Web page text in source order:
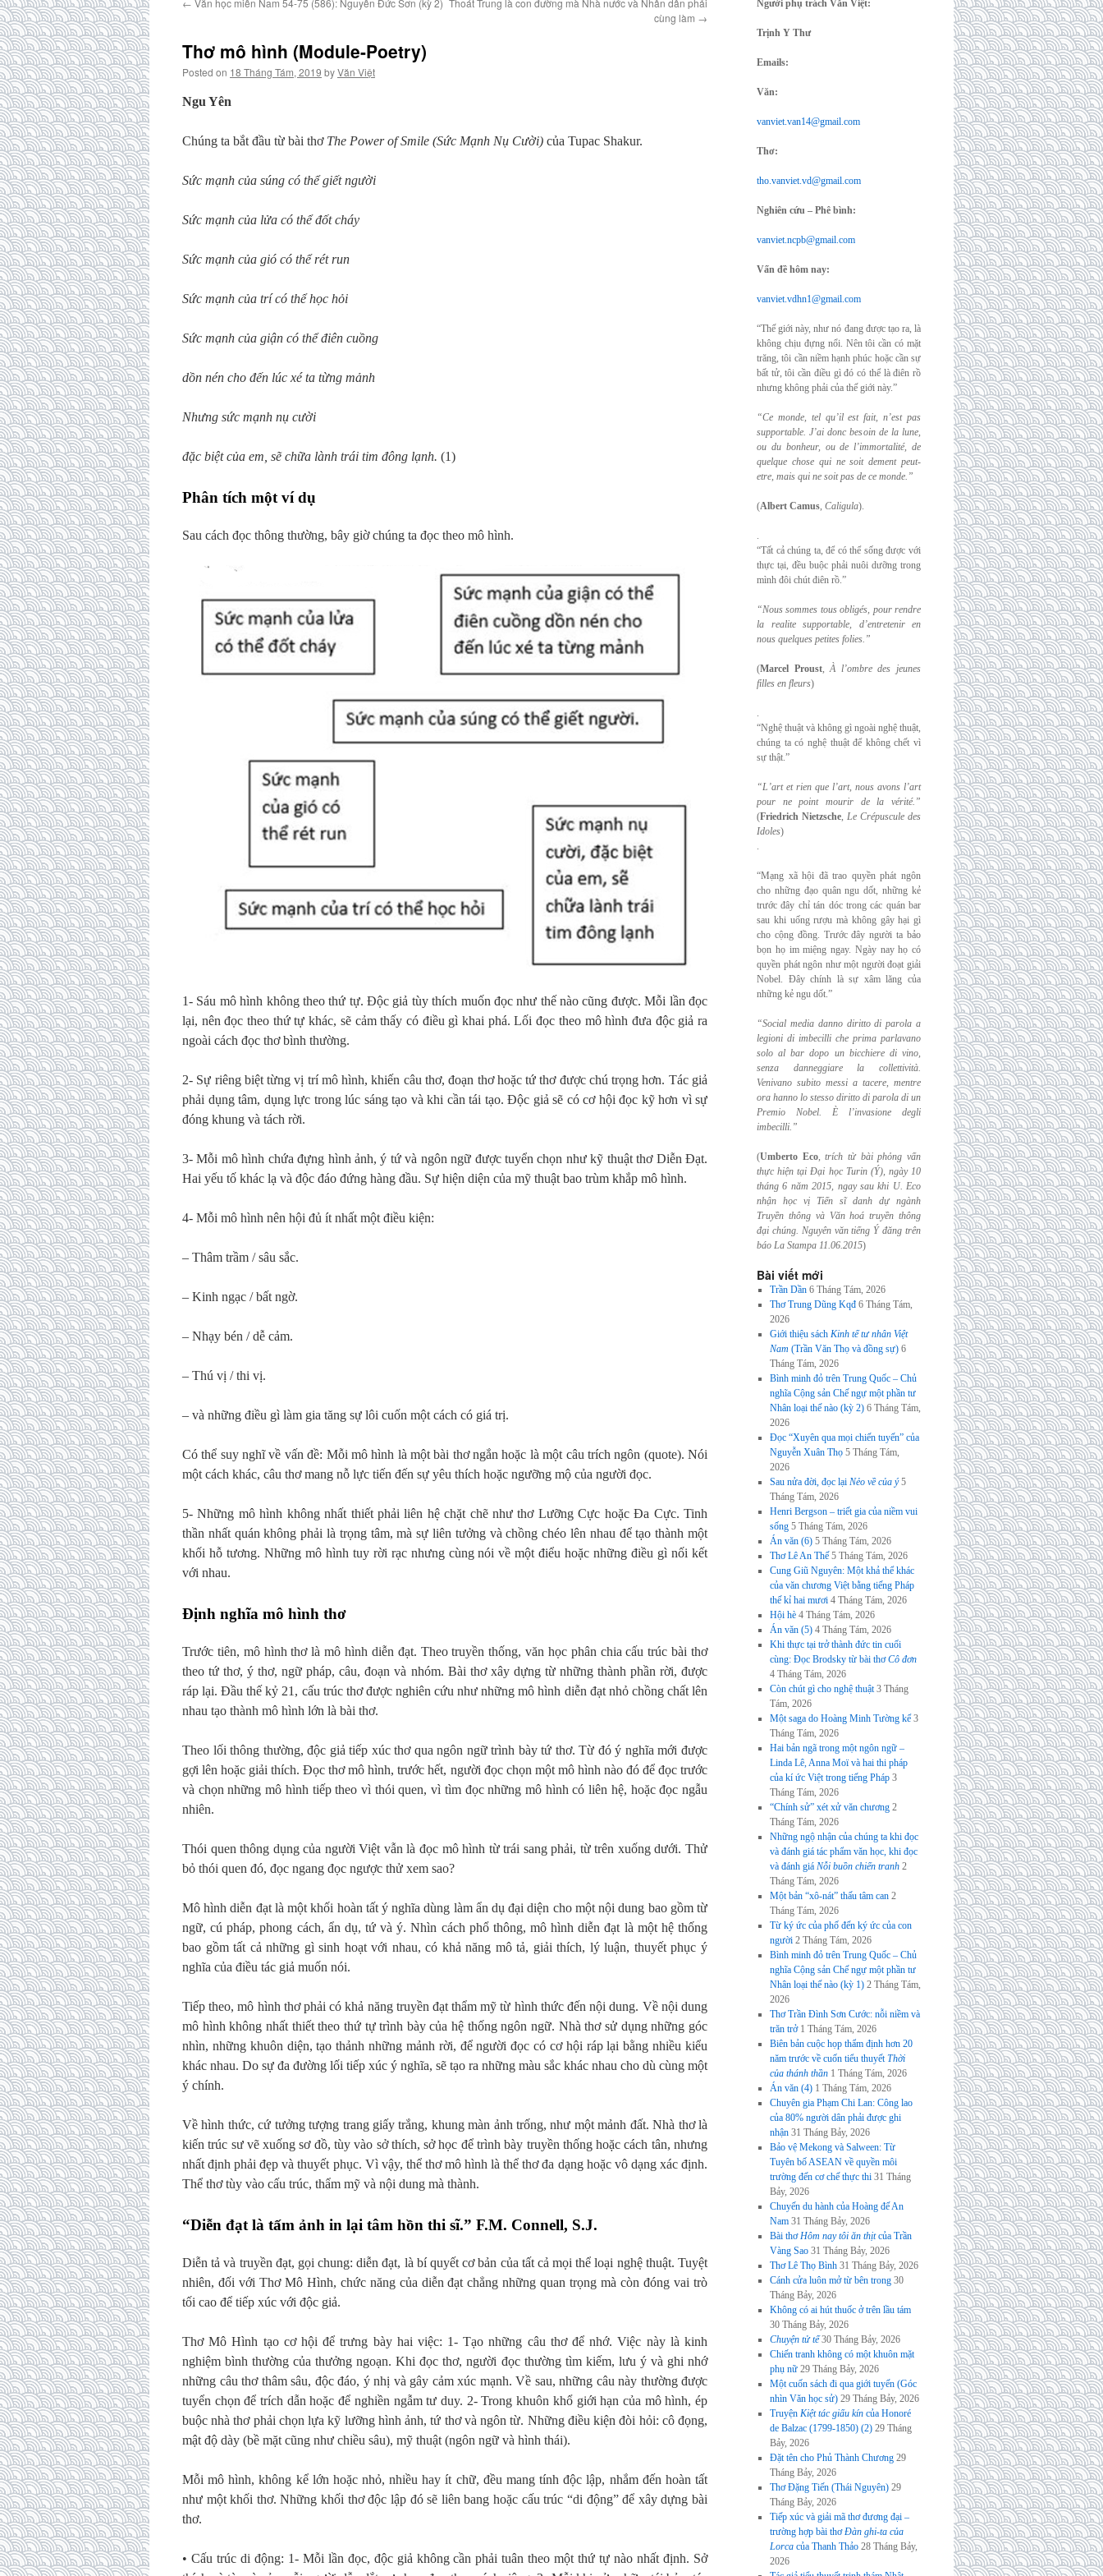
← Văn học miền Nam 54-75 (586): Nguyễn Đức Sơn (kỳ 2) Thoát Trung là con đường mà Nhà nước và Nhân dân phải
cùng làm →
Thơ mô hình (Module-Poetry)
Posted on 18 Tháng Tám, 2019 byVăn Việt
Ngu Yên
Chúng ta bắt đầu từ bài thơ The Power of Smile (Sức Mạnh Nụ Cười) của Tupac Shakur.
Sức mạnh của súng có thể giết người
Sức mạnh của lửa có thể đốt cháy
Sức mạnh của gió có thể rét run
Sức mạnh của trí có thể học hỏi
Sức mạnh của giận có thể điên cuồng
dồn nén cho đến lúc xé ta từng mảnh
Nhưng sức mạnh nụ cười
đặc biệt của em, sẽ chữa lành trái tim đông lạnh. (1)
Phân tích một ví dụ
Sau cách đọc thông thường, bây giờ chúng ta đọc theo mô hình.
1- Sáu mô hình không theo thứ tự. Độc giả tùy thích muốn đọc như thế nào cũng được. Mỗi lần đọc
lại, nên đọc theo thứ tự khác, sẽ cảm thấy có điều gì khai phá. Lối đọc theo mô hình đưa độc giả ra
ngoài cách đọc thơ bình thường.
2- Sự riêng biệt từng vị trí mô hình, khiến câu thơ, đoạn thơ hoặc tứ thơ được chú trọng hơn. Tác giả
phải dụng tâm, dụng lực trong lúc sáng tạo và khi cần tái tạo. Độc giả sẽ có cơ hội đọc kỹ hơn vì sự
đóng khung và tách rời.
3- Mỗi mô hình chứa đựng hình ảnh, ý tứ và ngôn ngữ được tuyển chọn như kỹ thuật thơ Diễn Đạt.
Hai yếu tố khác lạ và độc đáo đứng hàng đầu. Sự hiện diện của mỹ thuật bao trùm khắp mô hình.
4- Mỗi mô hình nên hội đủ ít nhất một điều kiện:
– Thâm trầm / sâu sắc.
– Kinh ngạc / bất ngờ.
– Nhạy bén / dễ cảm.
– Thú vị / thi vị.
– và những điều gì làm gia tăng sự lôi cuốn một cách có giá trị.
Có thể suy nghĩ về vấn đề: Mỗi mô hình là một bài thơ ngắn hoặc là một câu trích ngôn (quote). Nói
một cách khác, câu thơ mang nỗ lực tiến đến sự yêu thích hoặc ngưỡng mộ của người đọc.
5- Những mô hình không nhất thiết phải liên hệ chặt chẽ như thơ Lưỡng Cực hoặc Đa Cực. Tinh
thần nhất quán không phải là trọng tâm, mà sự liên tưởng và chồng chéo lên nhau để tạo thành một
khối hỗ tương. Những mô hình tuy rời rạc nhưng cùng nói về một điểu hoặc những điều gì nối kết
với nhau.
Định nghĩa mô hình thơ
Trước tiên, mô hình thơ là mô hình diễn đạt. Theo truyền thống, văn học phân chia cấu trúc bài thơ
theo tứ thơ, ý thơ, ngữ pháp, câu, đoạn và nhóm. Bài thơ xây dựng từ những thành phần rời, được
ráp lại. Đầu thế kỷ 21, cấu trúc thơ được nghiên cứu như những mô hình diễn đạt nhỏ chồng chất lên
nhau tạo thành mô hình lớn là bài thơ.
Theo lối thông thường, độc giả tiếp xúc thơ qua ngôn ngữ trình bày tứ thơ. Từ đó ý nghĩa mới được
gợi lên hoặc giải thích. Đọc thơ mô hình, trước hết, người đọc chọn một mô hình nào đó để đọc trước
và chọn những mô hình tiếp theo vì thói quen, vì tìm đọc những mô hình có liên hệ, hoặc đọc ngẫu
nhiên.
Thói quen thông dụng của người Việt vẫn là đọc mô hình từ trái sang phải, từ trên xuống dưới. Thử
bỏ thói quen đó, đọc ngang đọc ngược thử xem sao?
Mô hình diễn đạt là một khối hoàn tất ý nghĩa dùng làm ẩn dụ đại diện cho một nội dung bao gồm từ
ngữ, cú pháp, phong cách, ẩn dụ, tứ và ý. Nhìn cách phổ thông, mô hình diễn đạt là một hệ thống
bao gồm tất cả những gì sinh hoạt với nhau, có khả năng mô tả, giải thích, lý luận, thuyết phục ý
nghĩa của điều tác giả muốn nói.
Tiếp theo, mô hình thơ phải có khả năng truyền đạt thẩm mỹ từ hình thức đến nội dung. Về nội dung
mô hình không nhất thiết theo thứ tự trình bày của hệ thống ngôn ngữ. Nhà thơ sử dụng những góc
nhìn, những khuôn diện, tạo thảnh những mảnh rời, để người đọc có cơ hội ráp lại bằng nhiều kiểu
khác nhau. Do sự đa đường lối tiếp xúc ý nghĩa, sẽ tạo ra những màu sắc khác nhau cho dù cùng một
ý chính.
Về hình thức, cứ tưởng tượng trang giấy trắng, khung màn ảnh trống, như một mảnh đất. Nhà thơ là
kiến trúc sư vẽ xuống sơ đồ, tùy vào sở thích, sở học để trình bày truyền thống hoặc cách tân, nhưng
nhất định phải đẹp và thuyết phục. Vì vậy, thể thơ mô hình là thể thơ đa dạng hoặc vô dạng xác định.
Thể thơ tùy vào cấu trúc, thẩm mỹ và nội dung mà thành.
“Diễn đạt là tấm ảnh in lại tâm hồn thi sĩ.” F.M. Connell, S.J.
Diễn tả và truyền đạt, gọi chung: diễn đạt, là bí quyết cơ bản của tất cả mọi thể loại nghệ thuật. Tuyệt
nhiên, đối với Thơ Mô Hình, chức năng của diễn đạt chẳng những quan trọng mà còn đóng vai trò
tối cao để tiếp xúc với độc giả.
Thơ Mô Hình tạo cơ hội để trưng bày hai việc: 1- Tạo những câu thơ để nhớ. Việc này là kinh
nghiệm bình thường của thưởng ngoạn. Khi đọc thơ, người đọc thường tìm kiếm, lưu ý và ghi nhớ
những câu thơ thâm sâu, độc đáo, ý nhị và gây cảm xúc mạnh. Về sau, những câu này thường được
tuyển chọn để trích dẫn hoặc để nghiền ngẫm tư duy. 2- Trong khuôn khổ giới hạn của mô hình, ép
buộc nhà thơ phải chọn lựa kỹ lưỡng hình ảnh, tứ thơ và ngôn từ. Những điều kiện đòi hỏi: cô đọng,
mật độ dày (bề mặt cũng như chiều sâu), mỹ thuật (ngôn ngữ và hình thái).
Mỗi mô hình, không kể lớn hoặc nhỏ, nhiều hay ít chữ, đều mang tính độc lập, nhắm đến hoàn tất
như một khối thơ. Những khối thơ độc lập đó sẽ liên bang hoặc cấu trúc “di động” để xây dựng bài
thơ.
• Cấu trúc di động: 1- Mỗi lần đọc, độc giả không cần phải tuân theo một thứ tự nào nhất định. Sở
Người phụ trách Văn Việt:
Trịnh Y Thư
Emails:
Văn:
vanviet.van14@gmail.com
Thơ:
tho.vanviet.vd@gmail.com
Nghiên cứu – Phê bình:
vanviet.ncpb@gmail.com
Vấn đề hôm nay:
vanviet.vdhn1@gmail.com
“Thế giới này, như nó đang được tạo ra, là
không chịu đựng nổi. Nên tôi cần có mặt
trăng, tôi cần niềm hạnh phúc hoặc cần sự
bất tử, tôi cần điều gì đó có thể là điên rồ
nhưng không phải của thế giới này.”
“Ce monde, tel qu’il est fait, n’est pas
supportable. J’ai donc besoin de la lune,
ou du bonheur, ou de l’immortalité, de
quelque chose qui ne soit dement peut-
etre, mais qui ne soit pas de ce monde.”
(Albert Camus, Caligula).
.
“Tất cả chúng ta, để có thể sống được với
thực tại, đều buộc phải nuôi dưỡng trong
mình đôi chút điên rồ.”
“Nous sommes tous obligés, pour rendre
la realite supportable, d’entretenir en
nous quelques petites folies.”
(Marcel Proust,À l’ombre des jeunes
filles en fleurs)
.
“Nghệ thuật và không gì ngoài nghệ thuật,
chúng ta có nghệ thuật để không chết vì
sự thật.”
“L’art et rien que l’art, nous avons l’art
pour ne point mourir de la vérité.”
(Friedrich Nietzsche, Le Crépuscule des
Idoles)
.
“Mạng xã hội đã trao quyền phát ngôn
cho những đạo quân ngu dốt, những kẻ
trước đây chỉ tán dóc trong các quán bar
sau khi uống rượu mà không gây hại gì
cho cộng đồng. Trước đây người ta bảo
bọn họ im miệng ngay. Ngày nay họ có
quyền phát ngôn như một người đoạt giải
Nobel. Đây chính là sự xâm lăng của
những kẻ ngu dốt.”
“Social media danno diritto di parola a
legioni di imbecilli che prima parlavano
solo albar dopo un bicchiere di vino,
senza danneggiare la collettività.
Venivano subito messi a tacere, mentre
ora hanno lo stesso diritto di parola di un
Premio Nobel. È l’invasione degli
imbecilli.”
(Umberto Eco,trích từ bài phỏng vấn
thực hiện tại Đại học Turin (Ý), ngày 10
tháng 6 năm 2015, ngay sau khi U. Eco
nhận học vị Tiến sĩ danh dự ngành
Truyền thông và Văn hoá truyền thông
đại chúng. Nguyên văn tiếng Ý đăng trên
báo La Stampa 11.06.2015)
Bài viết mới
Trần Dần 6 Tháng Tám, 2026
Thơ Trung Dũng Kqđ 6 Tháng Tám,
2026
Giới thiệu sách Kinh tế tư nhân Việt
Nam (Trần Văn Thọ và đồng sự) 6
Tháng Tám, 2026
Bình minh đỏ trên Trung Quốc – Chủ
nghĩa Cộng sản Chế ngự một phần tư
Nhân loại thế nào (kỳ 2) 6 Tháng Tám,
2026
Đọc “Xuyên qua mọi chiến tuyến” của
Nguyễn Xuân Thọ 5 Tháng Tám,
2026
Sau nửa đời, đọc lại Nẻo về của ý 5
Tháng Tám, 2026
Henri Bergson – triết gia của niềm vui
sống 5 Tháng Tám, 2026
Án văn (6) 5 Tháng Tám, 2026
Thơ Lê An Thế 5 Tháng Tám, 2026
Cung Giũ Nguyên: Một khả thể khác
của văn chương Việt bằng tiếng Pháp
thế kỉ hai mươi 4 Tháng Tám, 2026
Hội hè 4 Tháng Tám, 2026
Án văn (5) 4 Tháng Tám, 2026
Khi thực tại trở thành đức tin cuối
cùng: Đọc Brodsky từ bài thơCô đơn
4 Tháng Tám, 2026
Còn chút gì cho nghệ thuật 3 Tháng
Tám, 2026
Một saga do Hoàng Minh Tường kể 3
Tháng Tám, 2026
Hai bản ngã trong một ngôn ngữ –
Linda Lê, Anna Moï và hai thi pháp
của kí ức Việt trong tiếng Pháp 3
Tháng Tám, 2026
“Chính sử” xét xử văn chương 2
Tháng Tám, 2026
Những ngộ nhận của chúng ta khi đọc
và đánh giá tác phẩm văn học, khi đọc
và đánh giá Nỗi buồn chiến tranh 2
Tháng Tám, 2026
Một bản “xô-nát” thấu tâm can 2
Tháng Tám, 2026
Từ ký ức của phố đến ký ức của con
người 2 Tháng Tám, 2026
Bình minh đỏ trên Trung Quốc – Chủ
nghĩa Cộng sản Chế ngự một phần tư
Nhân loại thế nào (kỳ 1) 2 Tháng Tám,
2026
Thơ Trần Đình Sơn Cước: nỗi niềm và
trăn trở 1 Tháng Tám, 2026
Biên bản cuộc họp thẩm định hơn 20
năm trước về cuốn tiểu thuyếtThời
của thánh thần 1 Tháng Tám, 2026
Án văn (4) 1 Tháng Tám, 2026
Chuyên gia Phạm Chi Lan: Công lao
của 80% người dân phải được ghi
nhận 31 Tháng Bảy, 2026
Bảo vệ Mekong và Salween: Từ
Tuyên bố ASEAN về quyền môi
trường đến cơ chế thực thi 31 Tháng
Bảy, 2026
Chuyến du hành của Hoàng đế An
Nam 31 Tháng Bảy, 2026
Bài thơHôm nay tôi ăn thịtcủa Trần
Vàng Sao 31 Tháng Bảy, 2026
Thơ Lê Thọ Bình 31 Tháng Bảy, 2026
Cánh cửa luôn mở từ bên trong 30
Tháng Bảy, 2026
Không có ai hút thuốc ở trên lầu tám
30 Tháng Bảy, 2026
Chuyện tử tế 30 Tháng Bảy, 2026
Chiến tranh không có một khuôn mặt
phụ nữ 29 Tháng Bảy, 2026
Một cuốn sách đi qua giới tuyến (Góc
nhìn Văn học sử) 29 Tháng Bảy, 2026
Truyện Kiệt tác giấu kíncủa Honoré
de Balzac (1799-1850) (2) 29 Tháng
Bảy, 2026
Đặt tên cho Phủ Thành Chương 29
Tháng Bảy, 2026
Thơ Đặng Tiến (Thái Nguyên) 29
Tháng Bảy, 2026
Tiếp xúc và giải mã thơ đương đại –
trường hợp bài thơĐàn ghi-ta của
Lorcacủa Thanh Thảo 28 Tháng Bảy,
2026